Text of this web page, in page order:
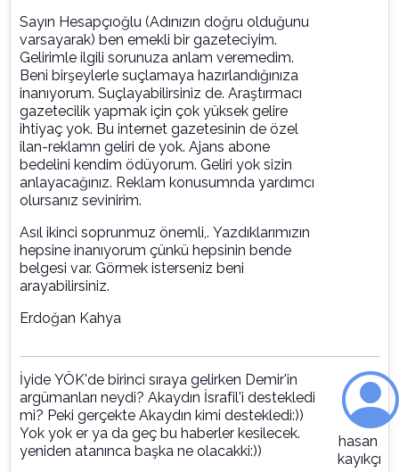
Sayın Hesapçıoğlu (Adınızın doğru olduğunu
varsayarak) ben emekli bir gazeteciyim.
Gelirimle ilgili sorunuza anlam veremedim.
Beni birşeylerle suçlamaya hazırlandığınıza
inanıyorum. Suçlayabilirsiniz de. Araştırmacı
gazetecilik yapmak için çok yüksek gelire
ihtiyaç yok. Bu internet gazetesinin de özel
ilan-reklamn geliri de yok. Ajans abone
bedelini kendim ödüyorum. Geliri yok sizin
anlayacağınız. Reklam konusumnda yardımcı
olursanız sevinirim.
Asıl ikinci soprunmuz önemli,. Yazdıklarımızın
hepsine inanıyorum çünkü hepsinin bende
belgesi var. Görmek isterseniz beni
arayabilirsiniz.
Erdoğan Kahya
İyide YÖK'de birinci sıraya gelirken Demir'in
argümanları neydi? Akaydın İsrafil'i destekledi
mi? Peki gerçekte Akaydın kimi destekledi:))
Yok yok er ya da geç bu haberler kesilecek.
yeniden atanınca başka ne olacakki:))
hasan
kayıkçı